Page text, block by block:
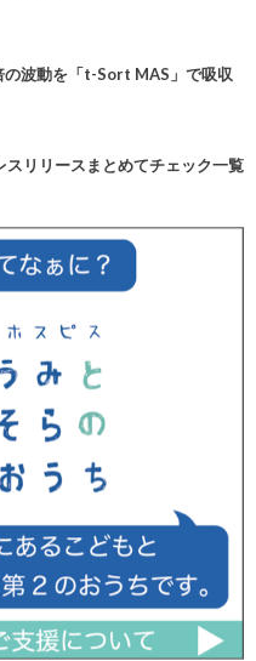
波動を「t-Sort MAS」で吸収
スリリースまとめてチェック一覧